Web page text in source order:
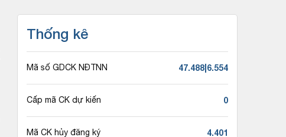
Thống kê
Mã số GDCK NĐTNN 47.488|6.554
Cấp mã CK dự kiến 0
Mã CK hủy đăng ký 4.401